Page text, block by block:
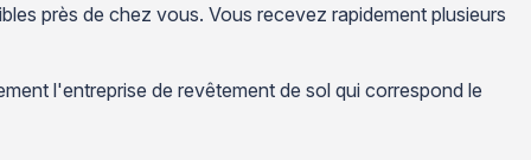
près de chez vous. Vous recevez rapidement plusieurs
l'entreprise de revêtement de sol qui correspond le